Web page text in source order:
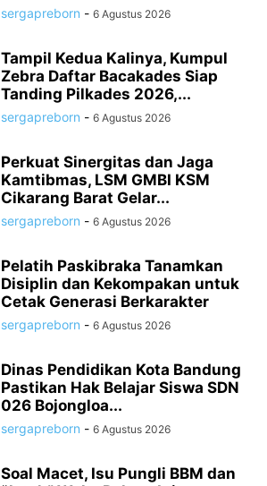
sergapreborn - 6 Agustus 2026
Tampil Kedua Kalinya, Kumpul
Zebra Daftar Bacakades Siap
Tanding Pilkades 2026,...
sergapreborn - 6 Agustus 2026
Perkuat Sinergitas dan Jaga
Kamtibmas, LSM GMBI KSM
Cikarang Barat Gelar...
sergapreborn - 6 Agustus 2026
Pelatih Paskibraka Tanamkan
Disiplin dan Kekompakan untuk
Cetak Generasi Berkarakter
sergapreborn - 6 Agustus 2026
Dinas Pendidikan Kota Bandung
Pastikan Hak Belajar Siswa SDN
026 Bojongloa...
sergapreborn - 6 Agustus 2026
Soal Macet, Isu Pungli BBM dan